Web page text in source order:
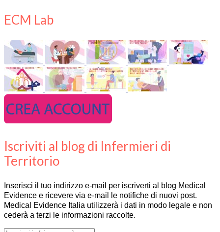
ECM Lab
Iscriviti al blog di Infermieri di
Territorio
Inserisci il tuo indirizzo e-mail per iscriverti al blog Medical
Evidence e ricevere via e-mail le notifiche di nuovi post.
Medical Evidence Italia utilizzerà i dati in modo legale e non
cederà a terzi le informazioni raccolte.